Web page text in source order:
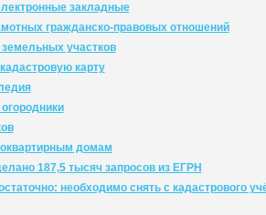
закладные
гражданско-правовых отношений
участков
карту
домам
187,5 тысяч запросов из ЕГРН
необходимо снять с кадастрового